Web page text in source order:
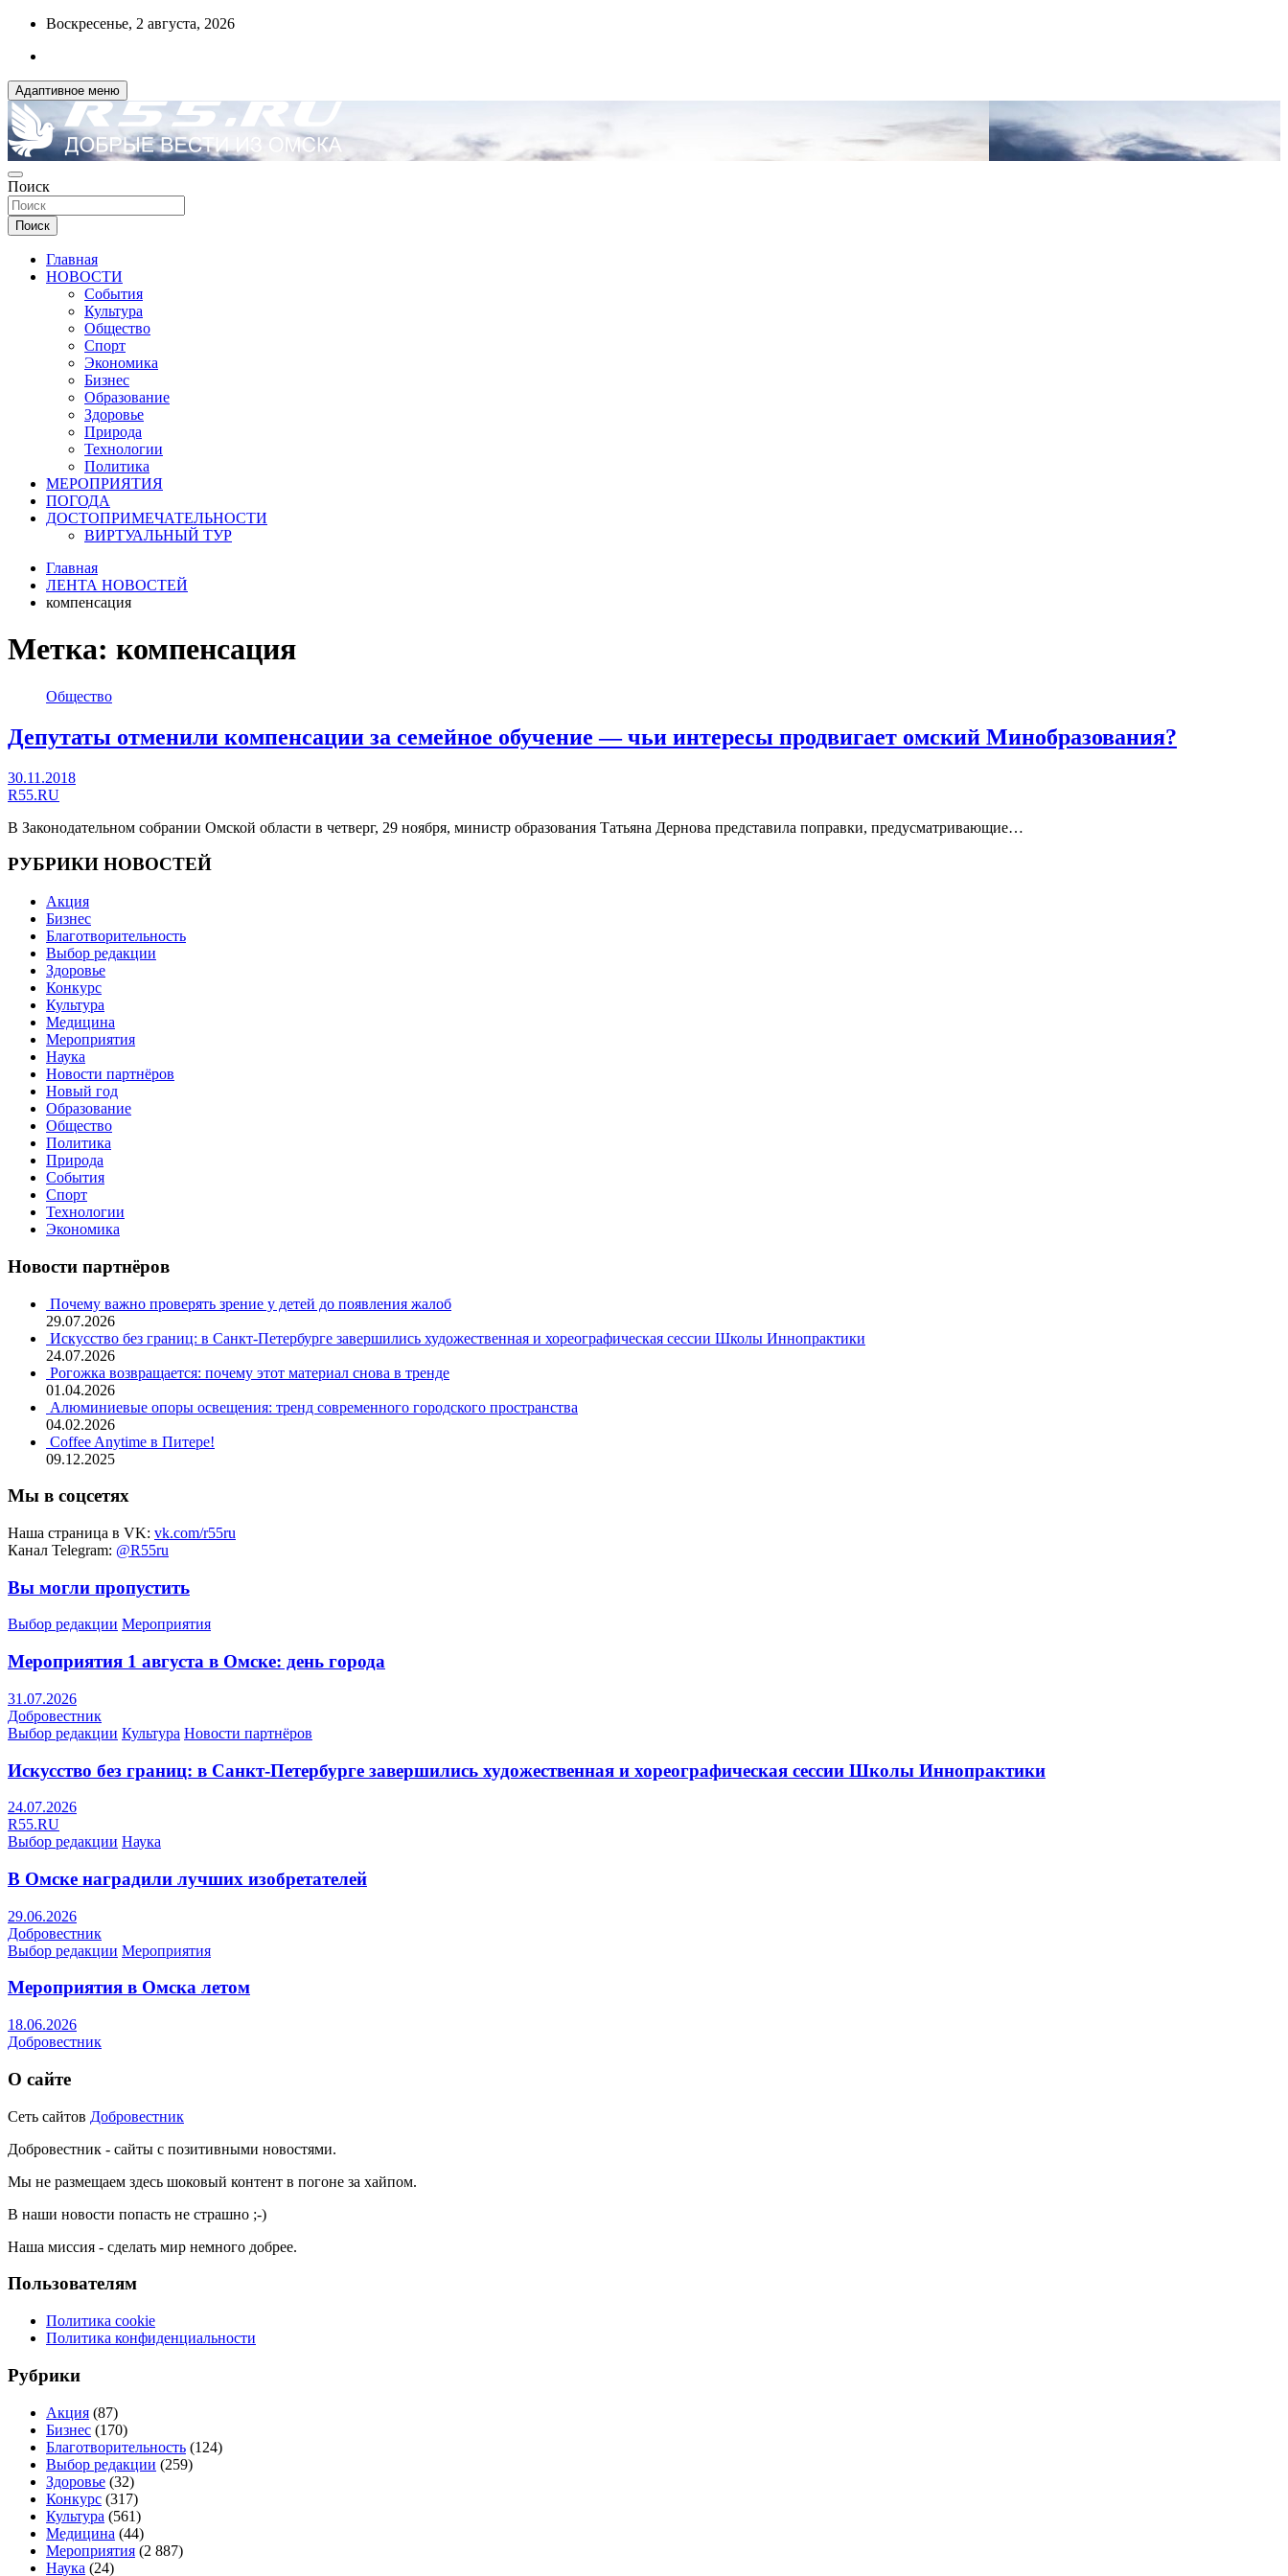
Перейти
содержимому
Воскресенье, 2 августа, 2026
Адаптивное меню
R55.RU
ДОБРЫЕ ВЕСТИ ИЗ ОМСКА
Поиск
Поиск
Главная
НОВОСТИ
События
Культура
Общество
Спорт
Экономика
Бизнес
Образование
Здоровье
Природа
Технологии
Политика
МЕРОПРИЯТИЯ
ПОГОДА
ДОСТОПРИМЕЧАТЕЛЬНОСТИ
ВИРТУАЛЬНЫЙ ТУР
Главная
ЛЕНТА НОВОСТЕЙ
компенсация
Метка: компенсация
Общество
Депутаты отменили компенсации за семейное обучение — чьи интересы продвигает омский Минобразования?
30.11.2018
R55.RU
В Законодательном собрании Омской области в четверг, 29 ноября, министр образования Татьяна Дернова представила поправки, предусматривающие…
РУБРИКИ НОВОСТЕЙ
Акция
Бизнес
Благотворительность
Выбор редакции
Здоровье
Конкурс
Культура
Медицина
Мероприятия
Наука
Новости партнёров
Новый год
Образование
Общество
Политика
Природа
События
Спорт
Технологии
Экономика
Новости партнёров
Почему важно проверять зрение у детей до появления жалоб
29.07.2026
Искусство без границ: в Санкт-Петербурге завершились художественная и хореографическая сессии Школы Иннопрактики
24.07.2026
Рогожка возвращается: почему этот материал снова в тренде
01.04.2026
Алюминиевые опоры освещения: тренд современного городского пространства
04.02.2026
Coffee Anytime в Питере!
09.12.2025
Мы в соцсетях
Наша страница в VK: vk.com/r55ru
Канал Telegram: @R55ru
Вы могли пропустить
Выбор редакции Мероприятия
Мероприятия 1 августа в Омске: день города
31.07.2026
Добровестник
Выбор редакции Культура Новости партнёров
Искусство без границ: в Санкт-Петербурге завершились художественная и хореографическая сессии Школы Иннопрактики
24.07.2026
R55.RU
Выбор редакции Наука
В Омске наградили лучших изобретателей
29.06.2026
Добровестник
Выбор редакции Мероприятия
Мероприятия в Омска летом
18.06.2026
Добровестник
О сайте
Сеть сайтов Добровестник
Добровестник - сайты с позитивными новостями.
Мы не размещаем здесь шоковый контент в погоне за хайпом.
В наши новости попасть не страшно ;-)
Наша миссия - сделать мир немного добрее.
Пользователям
Политика cookie
Политика конфиденциальности
Рубрики
Акция (87)
Бизнес (170)
Благотворительность (124)
Выбор редакции (259)
Здоровье (32)
Конкурс (317)
Культура (561)
Медицина (44)
Мероприятия (2 887)
Наука (24)